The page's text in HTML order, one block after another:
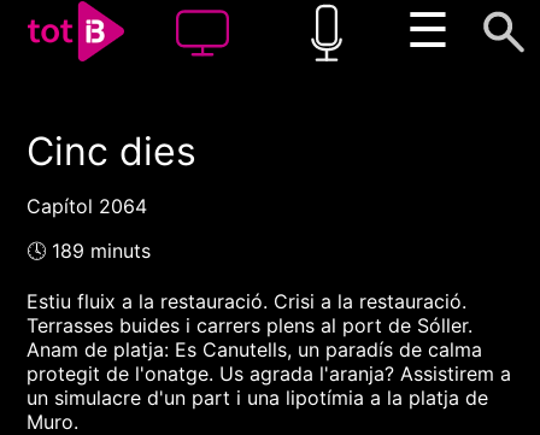
☰
00:00 00:00
Cinc dies
Capítol 2064
🕓 189 minuts
Estiu fluix a la restauració. Crisi a la restauració.
Terrasses buides i carrers plens al port de Sóller.
Anam de platja: Es Canutells, un paradís de calma
protegit de l'onatge. Us agrada l'aranja? Assistirem a
un simulacre d'un part i una lipotímia a la platja de
Muro.